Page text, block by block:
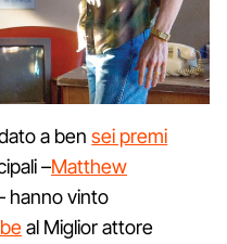
a bensei premi
–Matthew
hanno vinto
al Miglior attore